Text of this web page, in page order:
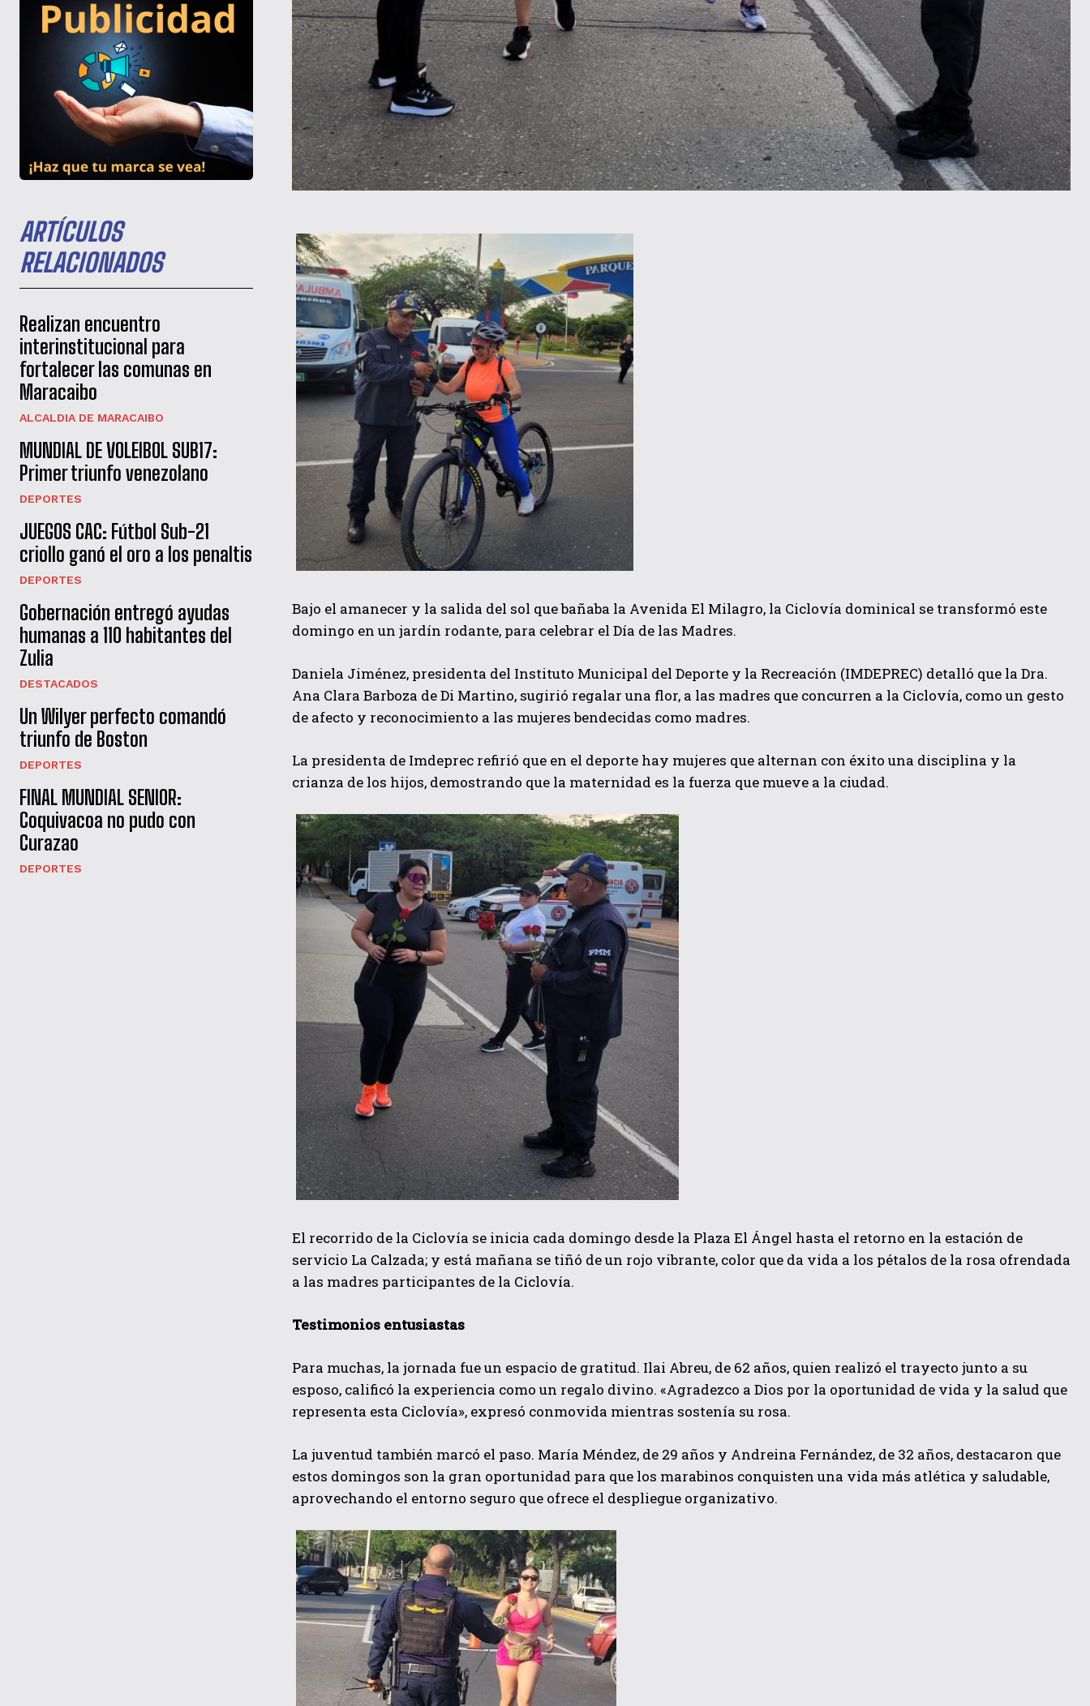
QUIERO SUSCRIBIRME
He leído y acepto lasPolítica de privacidad
ARTÍCULOS
RELACIONADOS
Realizan encuentro
interinstitucional para
fortalecer las comunas en
Maracaibo
ALCALDIA DE MARACAIBO
MUNDIAL DE VOLEIBOL SUB17:
Primer triunfo venezolano
DEPORTES
JUEGOS CAC: Fútbol Sub-21
criollo ganó el oro a los penaltis
DEPORTES
Gobernación entregó ayudas
humanas a 110 habitantes del
Zulia
DESTACADOS
Un Wilyer perfecto comandó
triunfo de Boston
DEPORTES
FINAL MUNDIAL SENIOR:
Coquivacoa no pudo con
Curazao
DEPORTES
Bajo el amanecer y la salida del sol que bañaba la Avenida El Milagro, la Ciclovía dominical se transformó este
domingo en un jardín rodante, para celebrar el Día de las Madres.
Daniela Jiménez, presidenta del Instituto Municipal del Deporte y la Recreación (IMDEPREC) detalló que la Dra.
Ana Clara Barboza de Di Martino, sugirió regalar una flor, a las madres que concurren a la Ciclovía, como un gesto
de afecto y reconocimiento a las mujeres bendecidas como madres.
La presidenta de Imdeprec refirió que en el deporte hay mujeres que alternan con éxito una disciplina y la
crianza de los hijos, demostrando que la maternidad es la fuerza que mueve a la ciudad.
El recorrido de la Ciclovía se inicia cada domingo desde la Plaza El Ángel hasta el retorno en la estación de
servicio La Calzada; y está mañana se tiñó de un rojo vibrante, color que da vida a los pétalos de la rosa ofrendada
a las madres participantes de la Ciclovía.
Testimonios entusiastas
Para muchas, la jornada fue un espacio de gratitud. Ilai Abreu, de 62 años, quien realizó el trayecto junto a su
esposo, calificó la experiencia como un regalo divino. «Agradezco a Dios por la oportunidad de vida y la salud que
representa esta Ciclovía», expresó conmovida mientras sostenía su rosa.
La juventud también marcó el paso. María Méndez, de 29 años y Andreina Fernández, de 32 años, destacaron que
estos domingos son la gran oportunidad para que los marabinos conquisten una vida más atlética y saludable,
aprovechando el entorno seguro que ofrece el despliegue organizativo.